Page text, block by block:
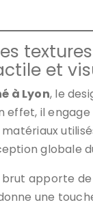
et
à Lyon, le
effet, il engage
globale
brut apporte
une